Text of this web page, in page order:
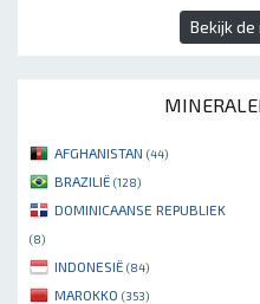
Bekijk
AFGHANISTAN (44)
BRAZILIË (128)
DOMINICAANSE REPUBLIEK
(8)
INDONESIË (84)
MAROKKO (353)